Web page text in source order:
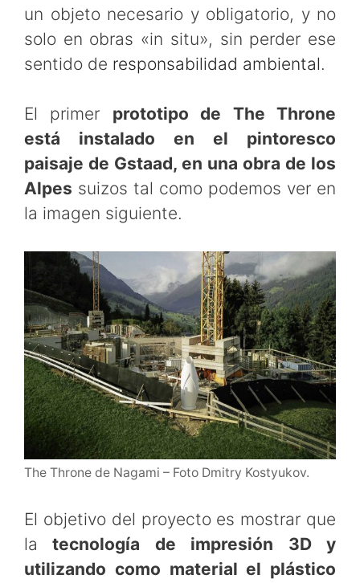
un objeto necesario y obligatorio, y no
solo en obras «in situ», sin perder ese
sentido de responsabilidad ambiental.
El primer prototipo de The Throne
está instalado en el pintoresco
paisaje de Gstaad, en una obra de los
Alpes suizos tal como podemos ver en
la imagen siguiente.
The Throne de Nagami – Foto Dmitry Kostyukov.
El objetivo del proyecto es mostrar que
la tecnología de impresión 3D y
utilizando como material el plástico